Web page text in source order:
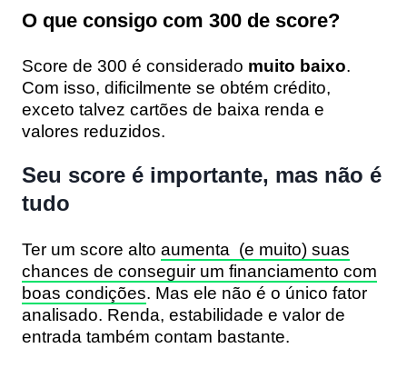
O que consigo com 300 de score?
Score de 300 é considerado muito baixo.
Com isso, dificilmente se obtém crédito,
exceto talvez cartões de baixa renda e
valores reduzidos.
Seu score é importante, mas não é
tudo
Ter um score alto aumenta (e muito) suas
chances de conseguir um financiamento com
boas condições. Mas ele não é o único fator
analisado. Renda, estabilidade e valor de
entrada também contam bastante.